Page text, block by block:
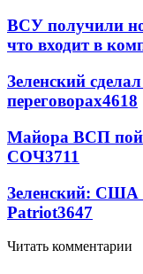
ВСУ получили
что входит в
Зеленский
переговорах4618
Майора ВСП
СОЧ3711
Зеленский: США
Patriot3647
Читать комментарии